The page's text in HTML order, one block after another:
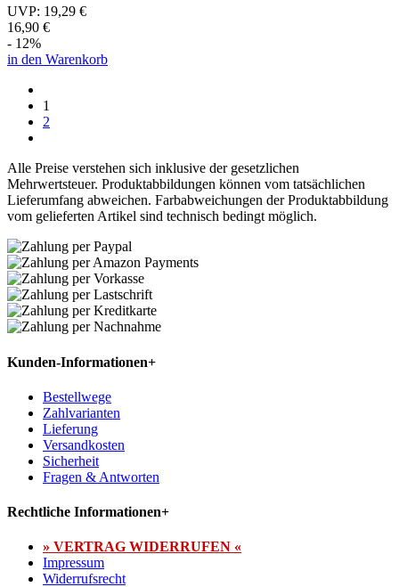
UVP: 19,29 €
16,90 €
- 12%
in den Warenkorb
1
2
Alle Preise verstehen sich inklusive der gesetzlichen
Mehrwertsteuer. Produktabbildungen können vom tatsächlichen
Lieferumfang abweichen. Farbabweichungen der Produktabbildung
vom gelieferten Artikel sind technisch bedingt möglich.
Kunden-Informationen+
Bestellwege
Zahlvarianten
Lieferung
Versandkosten
Sicherheit
Fragen & Antworten
Rechtliche Informationen+
» VERTRAG WIDERRUFEN «
Impressum
Widerrufsrecht